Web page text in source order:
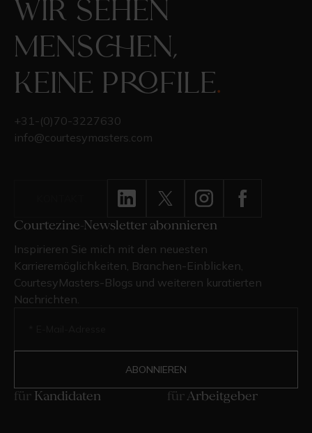
Wir sehen
Menschen,
keine Profile.
+31-(0)70-3227630
info@courtesymasters.com
Courtezine-Newsletter abonnieren
Inspirieren Sie mich mit den neuesten
Karrieremöglichkeiten, Branchen-Einblicken,
CourtesyMasters-Blogs und weiteren kuratierten
Nachrichten.
für Kandidaten fürArbeitgeber